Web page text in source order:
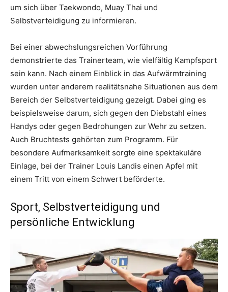
um sich über Taekwondo, Muay Thai und
Selbstverteidigung zu informieren.
Bei einer abwechslungsreichen Vorführung
demonstrierte das Trainerteam, wie vielfältig Kampfsport
sein kann. Nach einem Einblick in das Aufwärmtraining
wurden unter anderem realitätsnahe Situationen aus dem
Bereich der Selbstverteidigung gezeigt. Dabei ging es
beispielsweise darum, sich gegen den Diebstahl eines
Handys oder gegen Bedrohungen zur Wehr zu setzen.
Auch Bruchtests gehörten zum Programm. Für
besondere Aufmerksamkeit sorgte eine spektakuläre
Einlage, bei der Trainer Louis Landis einen Apfel mit
einem Tritt von einem Schwert beförderte.
Sport, Selbstverteidigung und
persönliche Entwicklung